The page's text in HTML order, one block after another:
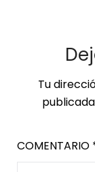
Tu
COMENTARIO